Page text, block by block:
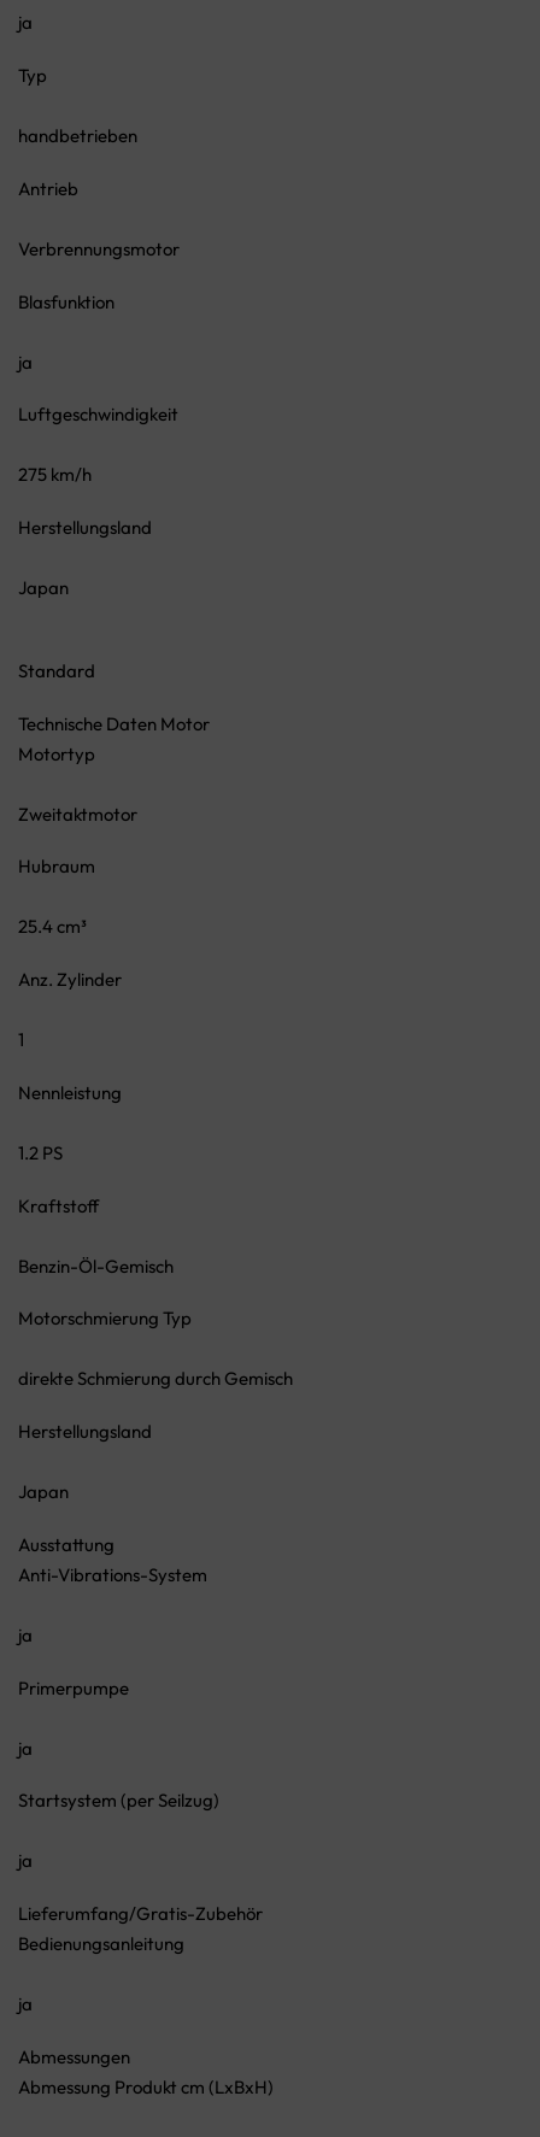
ja
Typ
handbetrieben
Antrieb
Verbrennungsmotor
Blasfunktion
ja
Luftgeschwindigkeit
275 km/h
Herstellungsland
Japan
Standard
Technische Daten Motor
Motortyp
Zweitaktmotor
Hubraum
25.4 cm³
Anz. Zylinder
1
Nennleistung
1.2 PS
Kraftstoff
Benzin-Öl-Gemisch
Motorschmierung Typ
direkte Schmierung durch Gemisch
Herstellungsland
Japan
Ausstattung
Anti-Vibrations-System
ja
Primerpumpe
ja
Startsystem (per Seilzug)
ja
Lieferumfang/Gratis-Zubehör
Bedienungsanleitung
ja
Abmessungen
Abmessung Produkt cm (LxBxH)